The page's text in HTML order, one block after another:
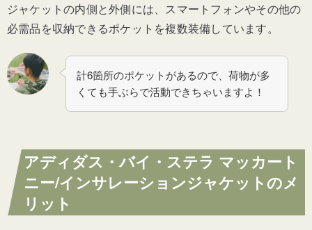
ジャケットの内側と外側には、スマートフォンやその他の
必需品を収納できるポケットを複数装備しています。
計6箇所のポケットがあるので、荷物が多
くても手ぶらで活動できちゃいますよ！
アディダス・バイ・ステラ マッカート
ニー/インサレーションジャケットのメ
リット